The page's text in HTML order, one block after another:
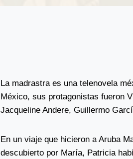
La madrastra es una telenovela
México, sus protagonistas fueron
Jacqueline Andere, Guillermo
En un viaje que hicieron a Aruba
descubierto por María, Patricia